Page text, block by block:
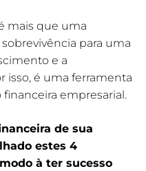
mais que uma
para uma
e a
isso, é uma ferramenta
financeira empresarial.
de sua
estes 4
à ter sucesso